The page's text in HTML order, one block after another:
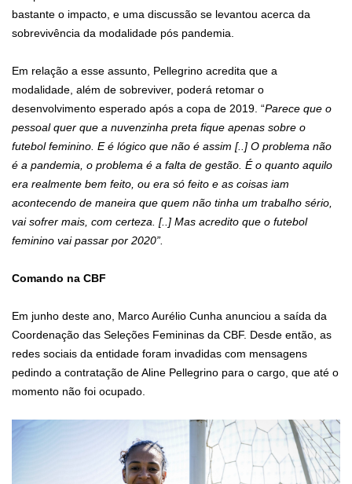
bastante o impacto, e uma discussão se levantou acerca da
sobrevivência da modalidade pós pandemia.
Em relação a esse assunto, Pellegrino acredita que a
modalidade, além de sobreviver, poderá retomar o
desenvolvimento esperado após a copa de 2019. “Parece que o
pessoal quer que a nuvenzinha preta fique apenas sobre o
futebol feminino. E é lógico que não é assim [..] O problema não
é a pandemia, o problema é a falta de gestão. É o quanto aquilo
era realmente bem feito, ou era só feito e as coisas iam
acontecendo de maneira que quem não tinha um trabalho sério,
vai sofrer mais, com certeza. [..] Mas acredito que o futebol
feminino vai passar por 2020”.
Comando na CBF
Em junho deste ano, Marco Aurélio Cunha anunciou a saída da
Coordenação das Seleções Femininas da CBF. Desde então, as
redes sociais da entidade foram invadidas com mensagens
pedindo a contratação de Aline Pellegrino para o cargo, que até o
momento não foi ocupado.